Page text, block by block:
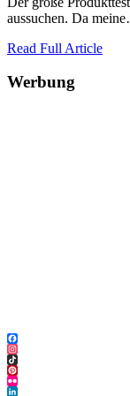
aussuchen. Da
Read Full Article
Werbung
Facebook
Instagram
TikTok
Pinterest
Flickr